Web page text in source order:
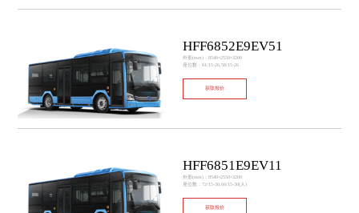
HFF6852E9EV51
外形(mm)：8540×2550×3200
座位数：61/15-26,58/15-26
获取报价
HFF6851E9EV11
外形(mm)：8540×2550×3200
座位数：72/15-30,66/15-30(人)
获取报价